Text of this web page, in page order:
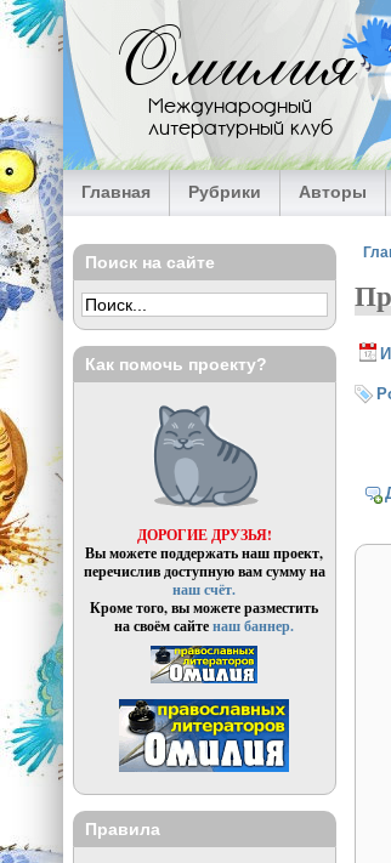
Перейти к основному содержанию
Омилия
Международный
литературный клуб
Главная Рубрики Авторы
Поиск на сайте
Как помочь проекту?
ДОРОГИЕ ДРУЗЬЯ!
Вы можете поддержать наш проект,
перечислив доступную вам сумму на
наш счёт.
Кроме того, вы можете разместить
на своём сайтенаш баннер.
Правила